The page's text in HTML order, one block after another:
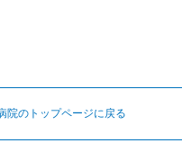
院のトップページに戻る